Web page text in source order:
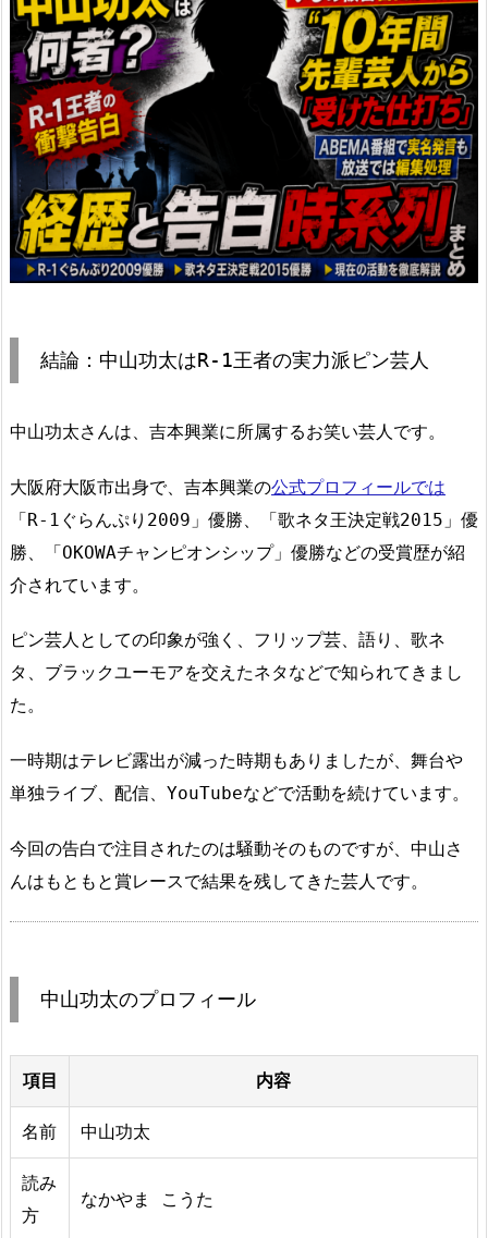
結論：中山功太はR-1王者の実力派ピン芸人
中山功太さんは、吉本興業に所属するお笑い芸人です。
大阪府大阪市出身で、吉本興業の公式プロフィールでは
「R-1ぐらんぷり2009」優勝、「歌ネタ王決定戦2015」優
勝、「OKOWAチャンピオンシップ」優勝などの受賞歴が紹
介されています。
ピン芸人としての印象が強く、フリップ芸、語り、歌ネ
タ、ブラックユーモアを交えたネタなどで知られてきまし
た。
一時期はテレビ露出が減った時期もありましたが、舞台や
単独ライブ、配信、YouTubeなどで活動を続けています。
今回の告白で注目されたのは騒動そのものですが、中山さ
んはもともと賞レースで結果を残してきた芸人です。
中山功太のプロフィール
項目 内容
名前 中山功太
読み
方
なかやま こうた